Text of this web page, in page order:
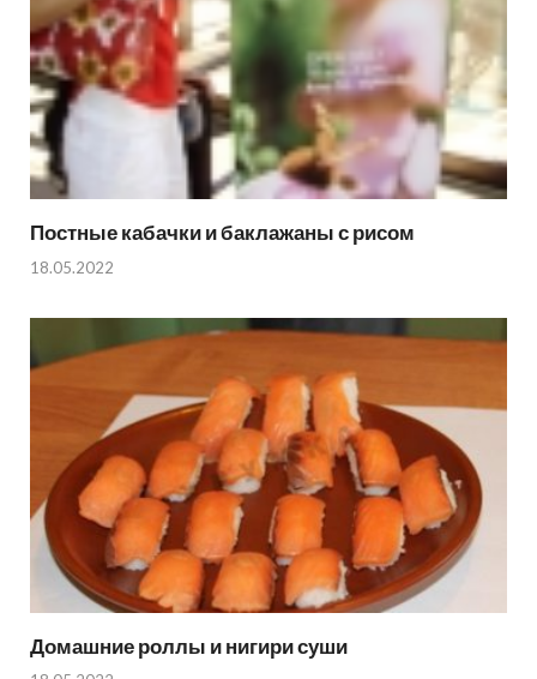
Постные кабачки и баклажаны с рисом
18.05.2022
Домашние роллы и нигири суши